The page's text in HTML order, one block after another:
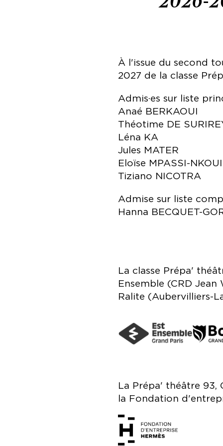
À l'issue du second
2027 de la classe
Admis·es sur liste
Anaé BERKAOUI
Théotime DE
Léna KA
Jules MATER
Eloïse MPASSI-
Tiziano NICOTRA
Admise sur liste
Hanna BECQUET-
La classe Prépa'
Ensemble (CRD
Ralite (Aubervilliers-
La Prépa' théâtre 93,
la Fondation